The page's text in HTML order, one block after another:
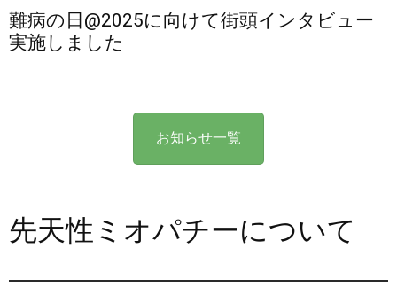
難病の日@2025に向けて街頭インタビュー
実施しました
お知らせ一覧
先天性ミオパチーについて